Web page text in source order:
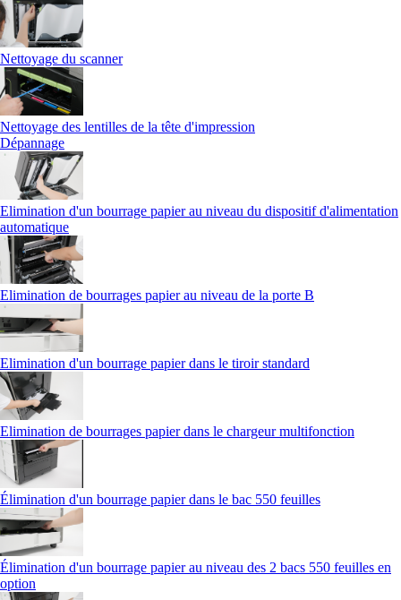
Nettoyage du scanner
Nettoyage des lentilles de la tête d'impression
Dépannage
Elimination d'un bourrage papier au niveau du dispositif d'alimentation
automatique
Elimination de bourrages papier au niveau de la porte B
Elimination d'un bourrage papier dans le tiroir standard
Elimination de bourrages papier dans le chargeur multifonction
Élimination d'un bourrage papier dans le bac 550 feuilles
Élimination d'un bourrage papier au niveau des 2 bacs 550 feuilles en
option